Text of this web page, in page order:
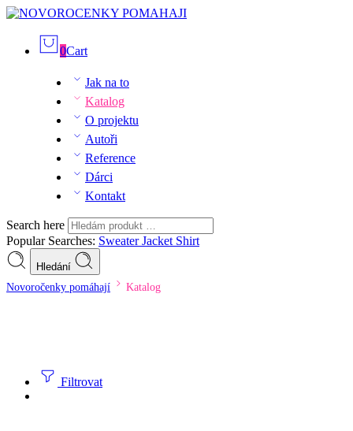
0Cart
Jak na to
Katalog
O projektu
Autoři
Reference
Dárci
Kontakt
Search here
Popular Searches: SweaterJacket Shirt
Hledání
Novoročenky pomáhají Katalog
Filtrovat